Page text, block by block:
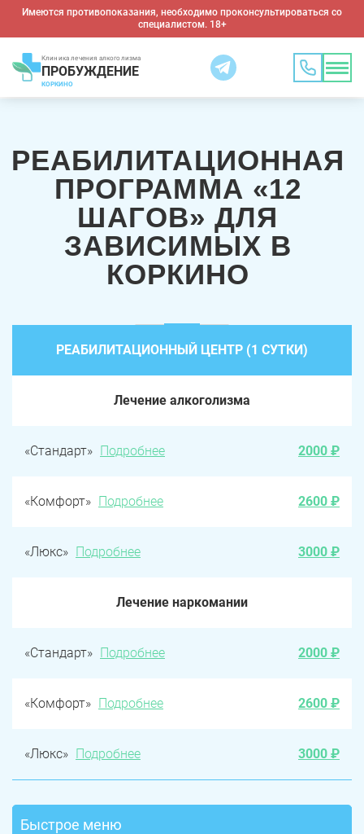
Имеются противопоказания, необходимо проконсультироваться со
специалистом. 18+
Клиника лечения алкоголизма
ПРОБУЖДЕНИЕ
КОРКИНО
РЕАБИЛИТАЦИОННАЯ
ПРОГРАММА «12
ШАГОВ» ДЛЯ
ЗАВИСИМЫХ В
КОРКИНО
РЕАБИЛИТАЦИОННЫЙ ЦЕНТР (1 СУТКИ)
Лечение алкоголизма
«Стандарт» Подробнее 2000 ₽
«Комфорт» Подробнее 2600 ₽
«Люкс» Подробнее 3000 ₽
Лечение наркомании
«Стандарт» Подробнее 2000 ₽
«Комфорт» Подробнее 2600 ₽
«Люкс» Подробнее 3000 ₽
Быстрое меню